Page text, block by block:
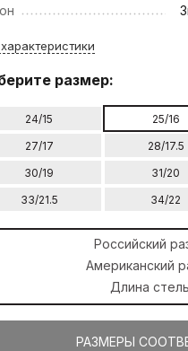
размер:
24/15 25/16
27/17
28/17.5
30/19
31/20
33/21.5
34/22
Российский
Американский
Длина
РАЗМЕРЫ